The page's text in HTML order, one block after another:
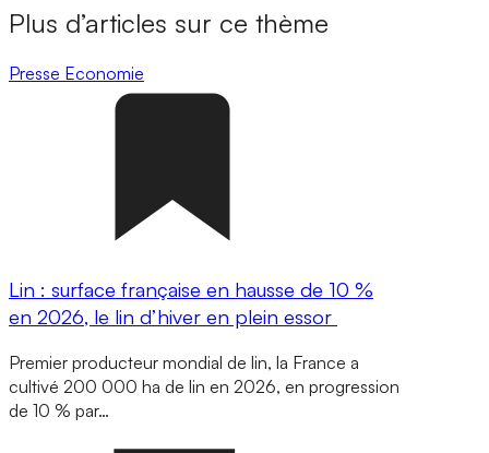
Plus d’articles sur ce thème
Presse Economie
Lin : surface française en hausse de 10 %
en 2026, le lin d’hiver en plein essor
Premier producteur mondial de lin, la France a
cultivé 200 000 ha de lin en 2026, en progression
de 10 % par…